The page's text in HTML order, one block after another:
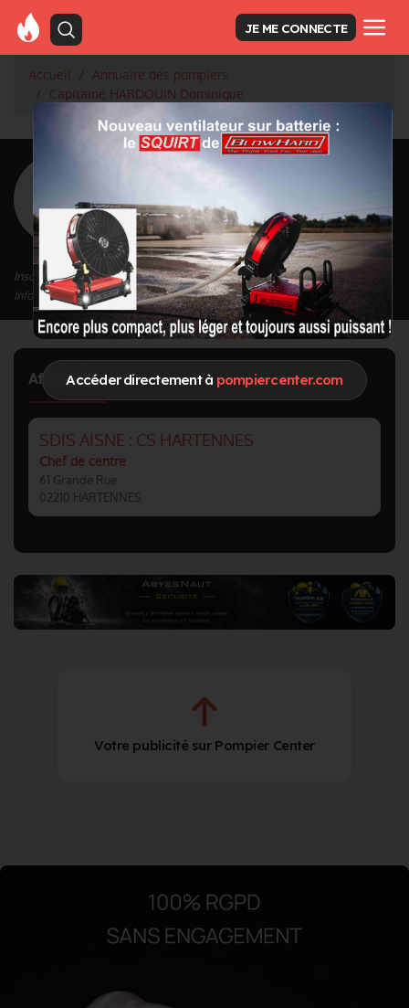
Accéder directement à pompiercenter.com
JE ME CONNECTE
Accueil
Annuaire des pompiers
Capitaine HARDOUIN Dominique
Retour à la liste des pompiers
HARDOUIN
Dominique
Grade : Capitaine
Inscrit depuis le 12/09/2020 à 14:44
Informations mises à jour le 01/02/2022 à 12:09
Affectation
SDIS AISNE : CS HARTENNES
Chef de centre
61 Grande Rue
02210 HARTENNES
Votre publicité sur Pompier Center